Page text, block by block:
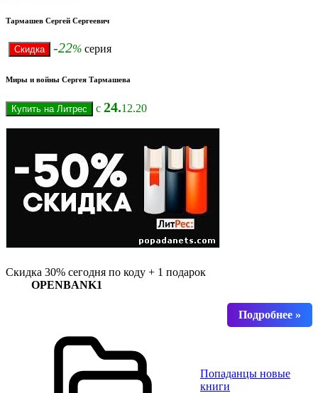
Тармашев Сергей Сергеевич
-22% серия
Миры и войны Сергея Тармашева
с 24.12.20
Скидка 30% сегодня по коду + 1 подарок
OPENBANK1
Попаданцы новые
книги